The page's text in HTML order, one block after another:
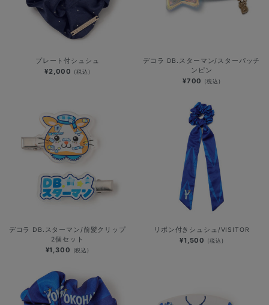
プレート付シュシュ
¥2,000 (税込)
デコラ DB.スターマン/スターパッチ
ンピン
¥700 (税込)
デコラ DB.スターマン/前髪クリップ
2個セット
¥1,300 (税込)
リボン付きシュシュ/VISITOR
¥1,500 (税込)